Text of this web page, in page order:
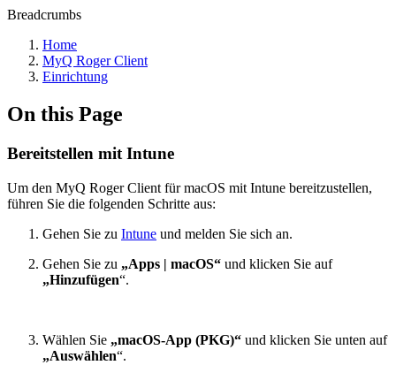
Breadcrumbs
Home
MyQ Roger Client
Einrichtung
On this Page
Bereitstellen mit Intune
Um den MyQ Roger Client für macOS mit Intune bereitzustellen,
führen Sie die folgenden Schritte aus:
Gehen Sie zu Intune und melden Sie sich an.
Gehen Sie zu „Apps | macOS“ und klicken Sie auf
„Hinzufügen“.
Wählen Sie „macOS-App (PKG)“ und klicken Sie unten auf
„Auswählen“.